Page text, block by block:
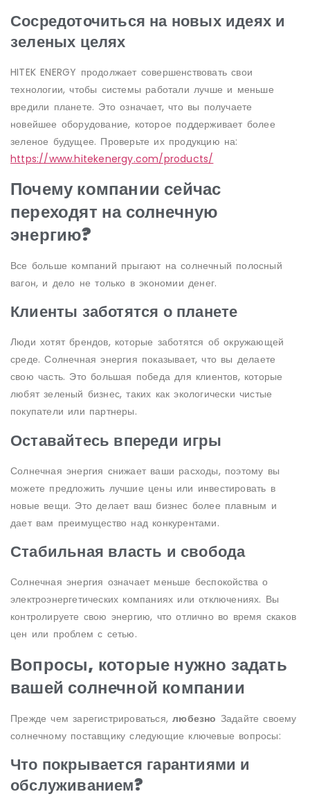
Сосредоточиться на новых идеях и
зеленых целях
HITEK ENERGY продолжает совершенствовать свои
технологии, чтобы системы работали лучше и меньше
вредили планете. Это означает, что вы получаете
новейшее оборудование, которое поддерживает более
зеленое будущее. Проверьте их продукцию на:
https://www.hitekenergy.com/products/
Почему компании сейчас
переходят на солнечную
энергию?
Все больше компаний прыгают на солнечный полосный
вагон, и дело не только в экономии денег.
Клиенты заботятся о планете
Люди хотят брендов, которые заботятся об окружающей
среде. Солнечная энергия показывает, что вы делаете
свою часть. Это большая победа для клиентов, которые
любят зеленый бизнес, таких как экологически чистые
покупатели или партнеры.
Оставайтесь впереди игры
Солнечная энергия снижает ваши расходы, поэтому вы
можете предложить лучшие цены или инвестировать в
новые вещи. Это делает ваш бизнес более плавным и
дает вам преимущество над конкурентами.
Стабильная власть и свобода
Солнечная энергия означает меньше беспокойства о
электроэнергетических компаниях или отключениях. Вы
контролируете свою энергию, что отлично во время скаков
цен или проблем с сетью.
Вопросы, которые нужно задать
вашей солнечной компании
Прежде чем зарегистрироваться,любезно Задайте своему
солнечному поставщику следующие ключевые вопросы:
Что покрывается гарантиями и
обслуживанием?